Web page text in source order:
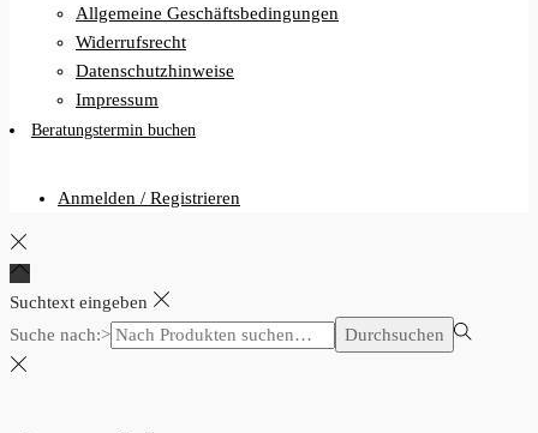
Allgemeine Geschäftsbedingungen
Widerrufsrecht
Datenschutzhinweise
Impressum
Beratungstermin buchen
Anmelden / Registrieren
Suchtext eingeben
Suche nach:>
Durchsuchen